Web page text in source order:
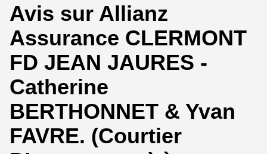
Avis sur Allianz
Assurance CLERMONT
FD JEAN JAURES -
Catherine
BERTHONNET & Yvan
FAVRE. (Courtier